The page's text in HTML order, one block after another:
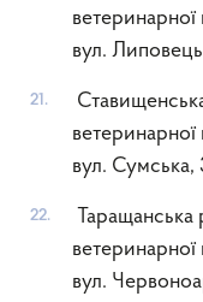
вул.
вул. Сумська,
Таращанська
вул.